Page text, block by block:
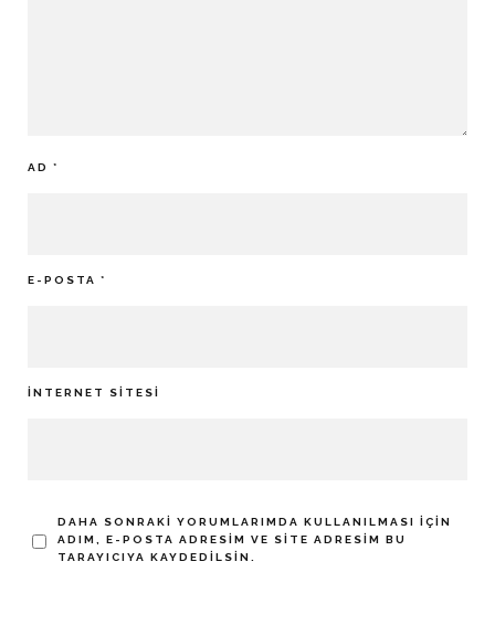
AD *
E-POSTA *
İNTERNET SITESI
DAHA SONRAKI YORUMLARIMDA KULLANILMASI IÇIN
ADIM, E-POSTA ADRESIM VE SITE ADRESIM BU
TARAYICIYA KAYDEDILSIN.